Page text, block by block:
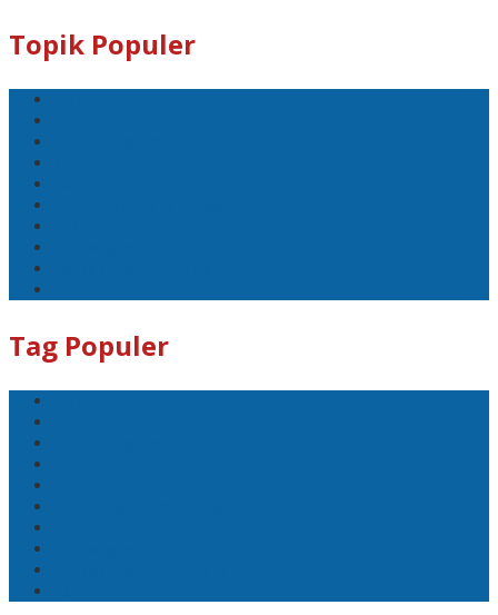
Topik Populer
Tag Populer